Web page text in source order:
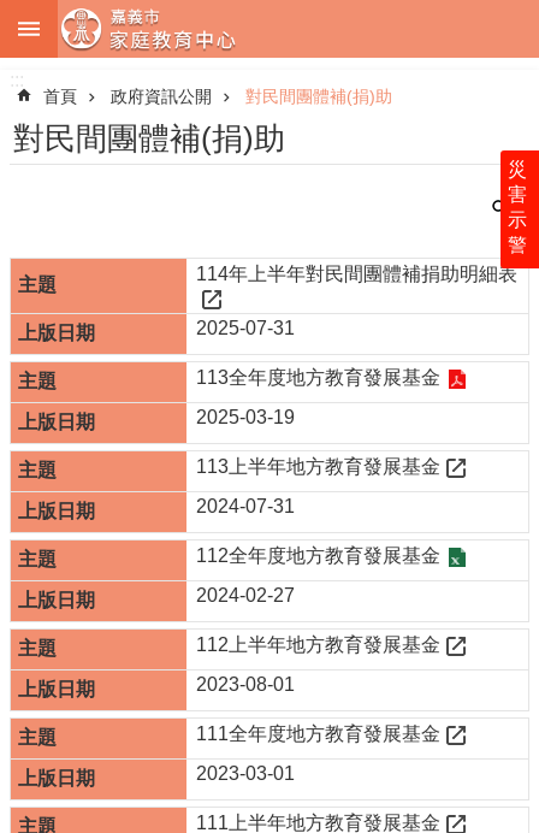
跳到主要內容區塊
階
尋
心
介
服
務
內
容
法
令
規
章
網
站
連
結
Q&A
公
佈
災
害
示
警
:::
首頁 政府資訊公開 對民間團體補(捐)助
對民間團體補(捐)助
114年上半年對民間團體補捐助明細表
2025-07-31
113全年度地方教育發展基金
2025-03-19
113上半年地方教育發展基金
2024-07-31
112全年度地方教育發展基金
2024-02-27
112上半年地方教育發展基金
2023-08-01
111全年度地方教育發展基金
2023-03-01
111上半年地方教育發展基金